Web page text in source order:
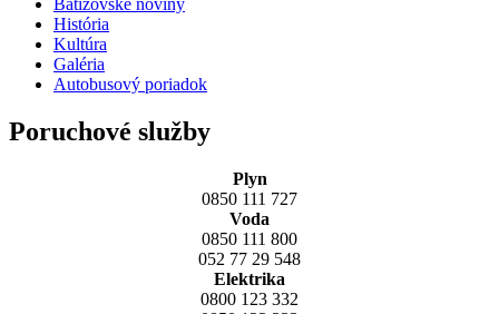
Batizovské noviny
História
Kultúra
Galéria
Autobusový poriadok
Poruchové služby
Plyn
0850 111 727
Voda
0850 111 800
052 77 29 548
Elektrika
0800 123 332